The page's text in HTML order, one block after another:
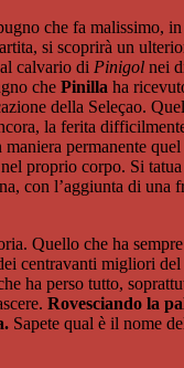
che fa malissimo,
si scoprirà un
calvario di Pinigol nei
che Pinilla ha
della Seleçao.
la ferita
permanente
proprio corpo. Si
con l’aggiunta di una
Quello che ha
centravanti migliori del
ha perso tutto,
Rovesciando la
Sapete qual è il nome